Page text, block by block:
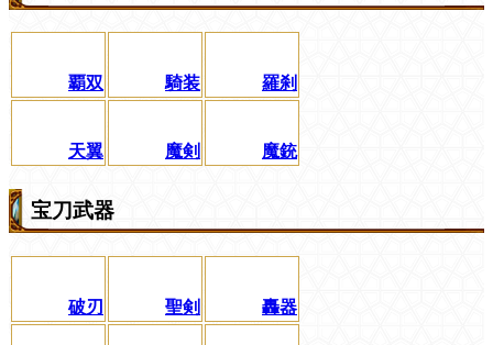
覇双 騎装 羅刹
天翼 魔剣 魔銃
宝刀武器
破刃 聖剣 轟器